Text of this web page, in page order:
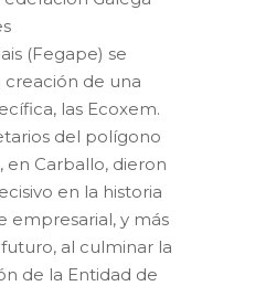
(Fegape) se
creación de una
las Ecoxem.
del polígono
en Carballo, dieron
en la historia
empresarial, y más
al culminar la
de la Entidad de